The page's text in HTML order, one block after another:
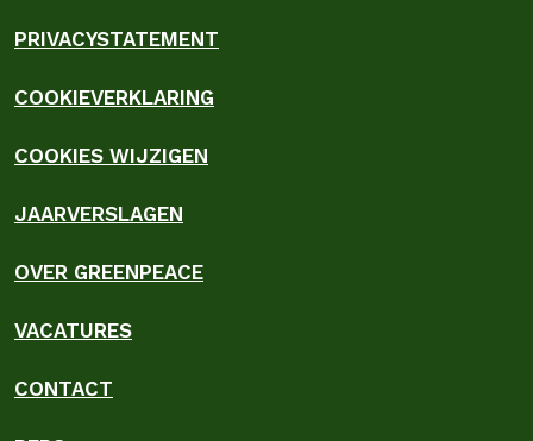
PRIVACYSTATEMENT
COOKIEVERKLARING
COOKIES WIJZIGEN
JAARVERSLAGEN
OVER GREENPEACE
VACATURES
CONTACT